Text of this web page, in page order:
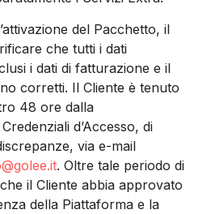
del Pacchetto, il
che tutti i dati
i dati di fatturazione e il
corretti. Il Cliente è tenuto
48 ore dalla
d’Accesso, di
via e-mail
. Oltre tale periodo di
il Cliente abbia approvato
della Piattaforma e la